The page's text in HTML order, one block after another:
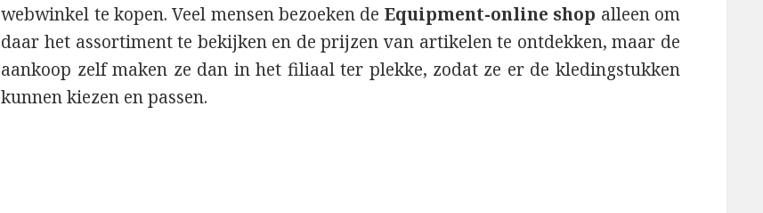
webwinkel te kopen. Veel mensen bezoeken de Equipment-online shop alleen om
daar het assortiment te bekijken en de prijzen van artikelen te ontdekken, maar de
aankoop zelf maken ze dan in het filiaal ter plekke, zodat ze er de kledingstukken
kunnen kiezen en passen.